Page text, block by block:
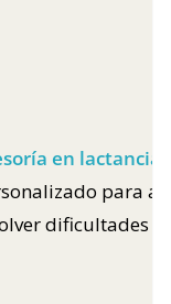
en lactancia:
para
dificultades